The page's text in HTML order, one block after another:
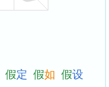
假定 假如 假设